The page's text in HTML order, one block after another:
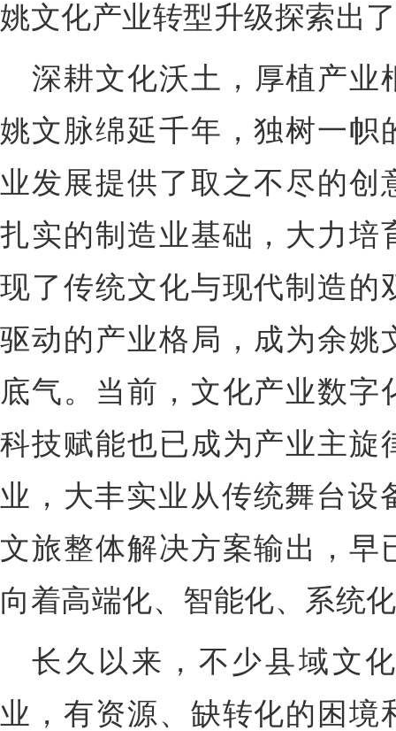
姚文化产业转型升级探索出
深耕文化沃土，厚植产业
姚文脉绵延千年，独树一帜
业发展提供了取之不尽的创
扎实的制造业基础，大力培
现了传统文化与现代制造的
驱动的产业格局，成为余姚
底气。当前，文化产业数
科技赋能也已成为产业主旋
业，大丰实业从传统舞台
文旅整体解决方案输出，早
向着高端化、智能化、系统
长久以来，不少县域文
业，有资源、缺转化的困境